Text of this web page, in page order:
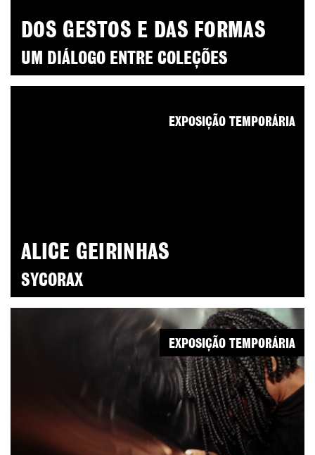
DOS GESTOS E DAS FORMAS
UM DIÁLOGO ENTRE COLEÇÕES
ALICE GEIRINHAS
SYCORAX
EXPOSIÇÃO TEMPORÁRIA
EXPOSIÇÃO TEMPORÁRIA